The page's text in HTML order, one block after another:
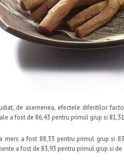
de asemenea, efectele diferitilor
a fost de 86,43 pentru primul grup si
mers a fost 88,33 pentru primul grup si
a fost de 83,93 pentru primul grup si